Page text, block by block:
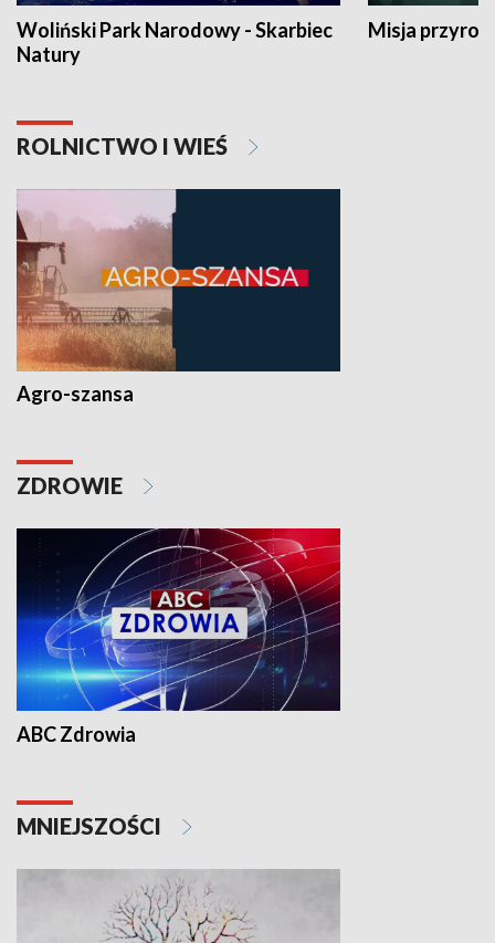
Woliński Park Narodowy - Skarbiec
Natury
Misja
ROLNICTWO I WIEŚ
Agro-szansa
ZDROWIE
ABC Zdrowia
MNIEJSZOŚCI